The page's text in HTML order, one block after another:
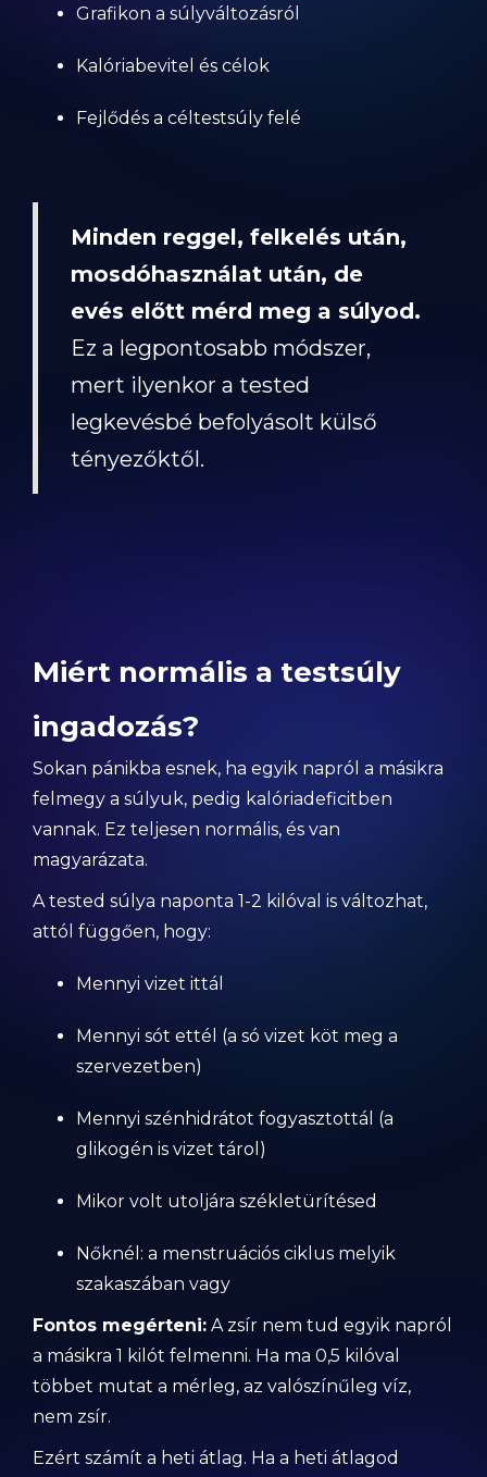
Grafikon a súlyváltozásról
Kalóriabevitel és célok
Fejlődés a céltestsúly felé
Minden reggel, felkelés után,
mosdóhasználat után, de
evés előtt mérd meg a súlyod.
Ez a legpontosabb módszer,
mert ilyenkor a tested
legkevésbé befolyásolt külső
tényezőktől.
Miért normális a testsúly
ingadozás?
Sokan pánikba esnek, ha egyik napról a másikra
felmegy a súlyuk, pedig kalóriadeficitben
vannak. Ez teljesen normális, és van
magyarázata.
A tested súlya naponta 1-2 kilóval is változhat,
attól függően, hogy:
Mennyi vizet ittál
Mennyi sót ettél (a só vizet köt meg a
szervezetben)
Mennyi szénhidrátot fogyasztottál (a
glikogén is vizet tárol)
Mikor volt utoljára székletürítésed
Nőknél: a menstruációs ciklus melyik
szakaszában vagy
Fontos megérteni: A zsír nem tud egyik napról
a másikra 1 kilót felmenni. Ha ma 0,5 kilóval
többet mutat a mérleg, az valószínűleg víz,
nem zsír.
Ezért számít a heti átlag. Ha a heti átlagod